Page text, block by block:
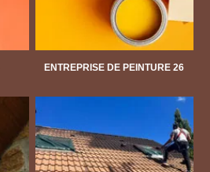
ENTREPRISE DE PEINTURE 26